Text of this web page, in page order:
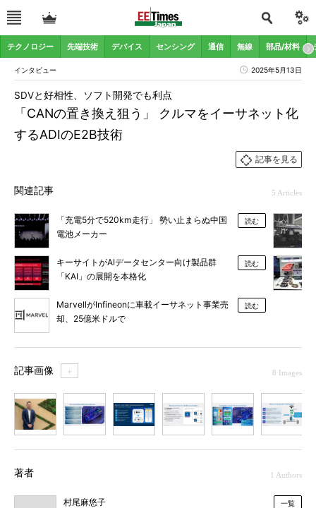
テクノロジー 先端技術 デバイス センシング 通信 無線 部品/材料
インタビュー 2025年5月13日
「CANの置き換え狙う」 クルマをイーサネット化
するADIのE2B技術
SDVと好相性、ソフト開発でも利点
記事を見る
関連記事 5 Articles
「充電5分で520km走行」 勢い止まらぬ中国
電池メーカー
読む
キーサイトがAIデータセンター向け製品群
「KAI」の展開を本格化
読む
MarvellがInfineonに車載イーサネット事業売
却、25億米ドルで
読む
記事画像 ＋ 8 Images
著者 1 Authors
村尾麻悠子 一覧